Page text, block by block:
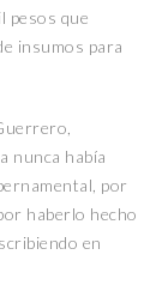
pesos que
insumos para
nunca había
por
haberlo hecho
en